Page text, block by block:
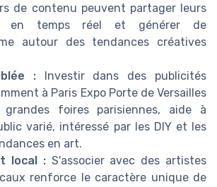
de contenu peuvent partager leurs
en temps réel et générer de
autour des tendances créatives
:Investir dans des publicités
à Paris Expo Porte de Versailles
foires parisiennes, aide à
varié, intéressé par les DIY et les
en art.
local :S'associer avec des artistes
renforce le caractère unique de